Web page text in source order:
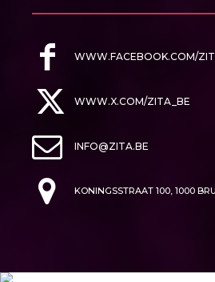
WWW.FACEBOOK.COM/
WWW.X.COM/ZITA_BE
INFO@ZITA.BE
KONINGSSTRAAT 100, 1000